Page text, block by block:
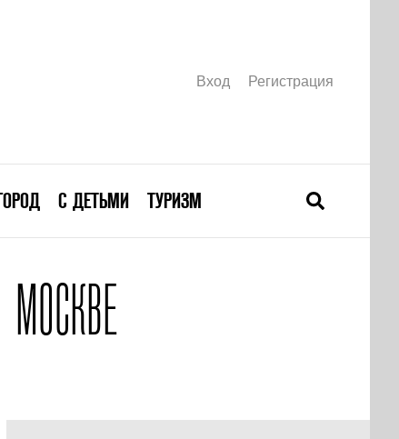
Вход Регистрация
С ДЕТЬМИ ТУРИЗМ